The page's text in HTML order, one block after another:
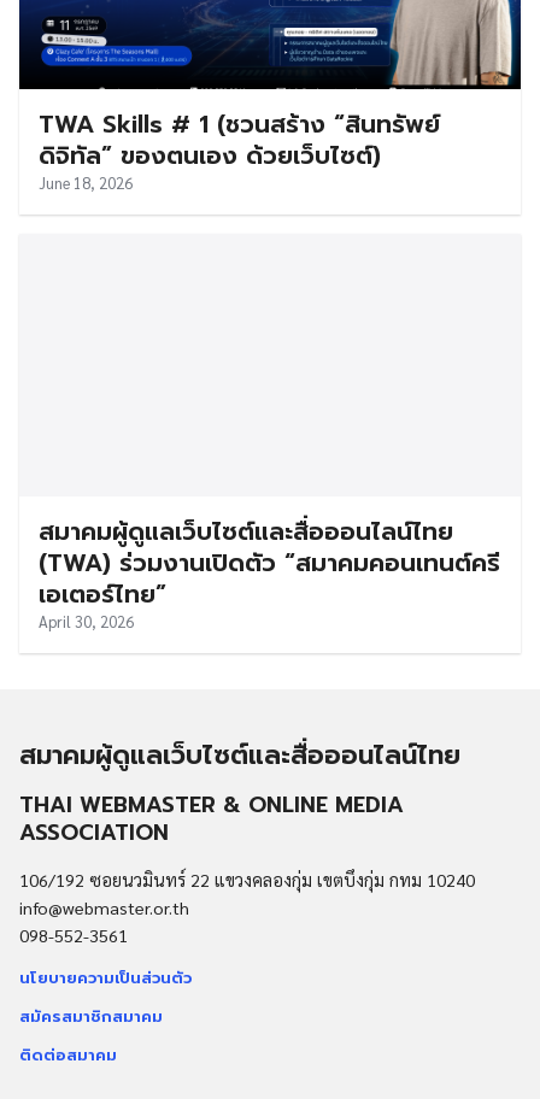
TWA Skills # 1 (ชวนสร้าง “สินทรัพย์
ดิจิทัล” ของตนเอง ด้วยเว็บไซต์)
June 18, 2026
สมาคมผู้ดูแลเว็บไซต์และสื่อออนไลน์ไทย
(TWA) ร่วมงานเปิดตัว “สมาคมคอนเทนต์ครี
เอเตอร์ไทย”
April 30, 2026
สมาคมผู้ดูแลเว็บไซต์และสื่อออนไลน์ไทย
THAI WEBMASTER & ONLINE MEDIA
ASSOCIATION
106/192 ซอยนวมินทร์ 22 แขวงคลองกุ่ม เขตบึงกุ่ม กทม 10240
info@webmaster.or.th
098-552-3561
นโยบายความเป็นส่วนตัว
สมัครสมาชิกสมาคม
ติดต่อสมาคม